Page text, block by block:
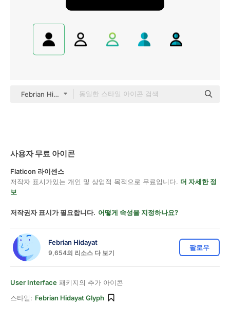
Febrian Hidayat Glyph
사용자 무료 아이콘
Flaticon 라이센스
저작자 표시가있는 개인 및 상업적 목적으로 무료입니다. 더 자세한 정
보
저작권자 표시가 필요합니다. 어떻게 속성을 지정하나요?
Febrian Hidayat
9,654의 리소스 다 보기
팔로우
User Interface 패키지의 추가 아이콘
스타일: Febrian Hidayat Glyph